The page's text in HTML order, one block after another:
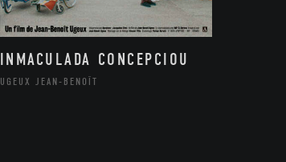
INMACULADA CONCEPCIOU
UGEUX JEAN-BENOÎT